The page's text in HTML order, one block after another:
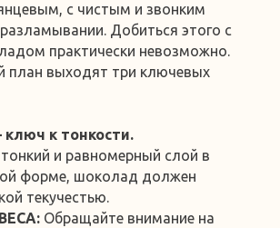
с чистым и звонким
Добиться этого с
практически невозможно.
план выходят три ключевых
ключ к тонкости.
и равномерный слой в
форме, шоколад должен
текучестью.
Обращайте внимание на